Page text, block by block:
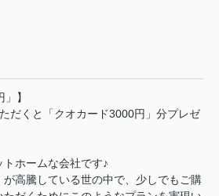
】
だくと「クオカード3000円」分プレゼ
ホームな会社です♪
高騰している世の中で、少しでもご購